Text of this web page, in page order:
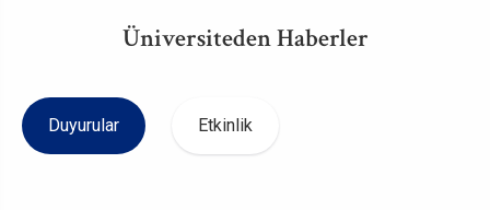
Üniversiteden Haberler
Duyurular Etkinlik